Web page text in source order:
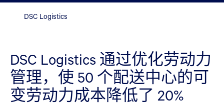
DSC Logistics
DSC Logistics 通过优化劳动力
管理，使 50 个配送中心的可
变劳动力成本降低了 20%